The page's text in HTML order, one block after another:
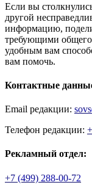
Если вы
другой
информацию,
требующими
удобным вам
вам помочь.
Контактные
Email редакции:
Телефон редакции:
Рекламный отдел:
+7 (499) 288-00-72